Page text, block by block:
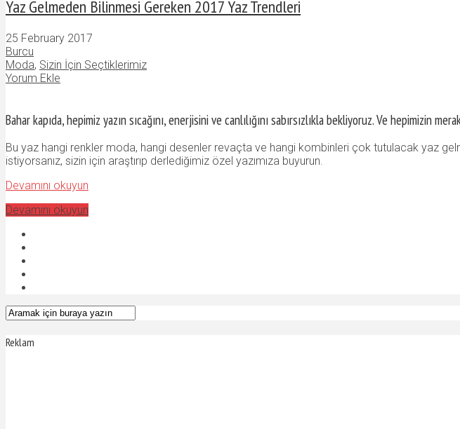
Yaz Gelmeden Bilinmesi Gereken 2017 Yaz Trendleri
25 February 2017
Burcu
Moda, Sizin İçin Seçtiklerimiz
Yorum Ekle
Bahar kapıda, hepimiz yazın sıcağını, enerjisini ve canlılığını sabırsızlıkla bekliyoruz. Ve hepimizin
Bu yaz hangi renkler moda, hangi desenler revaçta ve hangi kombinleri çok tutulacak yaz
istiyorsanız, sizin için araştırıp derlediğimiz özel yazımıza buyurun.
Devamını okuyun
Devamını okuyun
Reklam